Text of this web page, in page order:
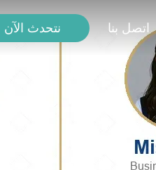
اتصل بنا نتحدث الآن